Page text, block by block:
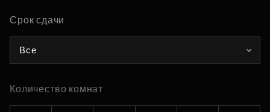
Срок сдачи
Все
Количество комнат